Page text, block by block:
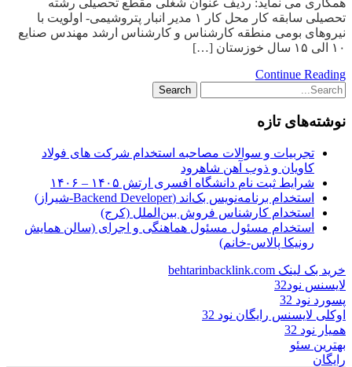
همکاری می نماید: ردیف عنوان شغلی مقطع تحصیلی رشته
تحصیلی سابقه کار محل کار ۱ مدیر انبار پتروشیمی- اولویت با
نیروهای بومی منطقه کارشناس و کارشناس ارشد مهندس صنایع
۱۰ الی ۱۵ سال خوزستان […]
Continue Reading
نوشته‌های تازه
تجربیات و سوالات مصاحبه استخدام شرکت های فولاد
کاویان و ذوب آهن شاهرود
شرایط ثبت نام دانشگاه افسری ارتش ۱۴۰۵ – ۱۴۰۶
استخدام برنامه‌نویس بک‌اند (Backend Developer-شیراز)
استخدام کارشناس فروش بین‌الملل (کرج)
استخدام مسئول مسئول هماهنگی و اجرای (سالن همایش
رونیکا پالاس-خانم)
خرید بک لینک behtarinbacklink.com
لایسنس نود32
پسورد نود 32
اوکلی لایسنس رایگان نود 32
همیار نود 32
بهترین سئو
رایگان